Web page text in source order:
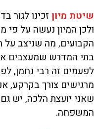
שיטת מיון זכינו לגור
ולכן המיון נעשה על
הקבועים, מה שניצב
בתי המדרש שמעצבים את
לפעמים זה רבי נחמן,
מרגישים צורך בקרקע,
שאני יועצת הלכה, יש
המשפחה.